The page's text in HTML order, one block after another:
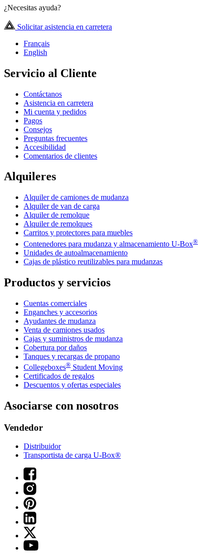
¿Necesitas ayuda?
Solicitar asistencia en carretera
Français
English
Servicio al Cliente
Contáctanos
Asistencia en carretera
Mi cuenta y pedidos
Pagos
Consejos
Preguntas frecuentes
Accesibilidad
Comentarios de clientes
Alquileres
Alquiler de camiones de mudanza
Alquiler de van de carga
Alquiler de remolque
Alquiler de remolques
Carritos y protectores para muebles
Contenedores para mudanza y almacenamiento U-Box®
Unidades de autoalmacenamiento
Cajas de plástico reutilizables para mudanzas
Productos y servicios
Cuentas comerciales
Enganches y accesorios
Ayudantes de mudanza
Venta de camiones usados
Cajas y suministros de mudanza
Cobertura por daños
Tanques y recargas de propano
Collegeboxes® Student Moving
Certificados de regalos
Descuentos y ofertas especiales
Asociarse con nosotros
Vendedor
Distribuidor
Transportista de carga U-Box®